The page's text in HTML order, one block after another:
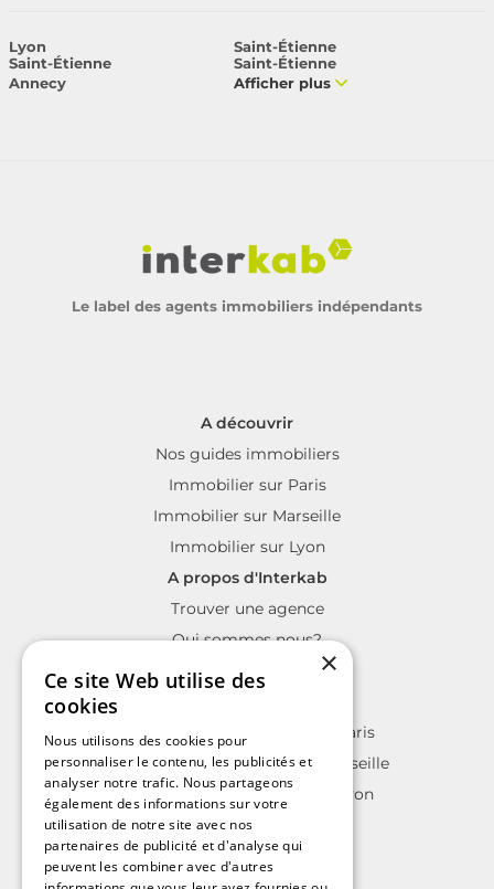
Lyon
Saint-Étienne
Saint-Étienne
Saint-Étienne
Annecy
Afficher plus
Le label des agents immobiliers indépendants
A découvrir
Nos guides immobiliers
Immobilier sur Paris
Immobilier sur Marseille
Immobilier sur Lyon
A propos d'Interkab
Trouver une agence
Qui sommes nous?
La charte Interkab
Annonces immobilières sur Paris
Annonces immobilières sur Marseille
Annonces immobilières sur Lyon
×
Ce site Web utilise des
cookies
Nous utilisons des cookies pour
personnaliser le contenu, les publicités et
analyser notre trafic. Nous partageons
également des informations sur votre
utilisation de notre site avec nos
partenaires de publicité et d'analyse qui
peuvent les combiner avec d'autres